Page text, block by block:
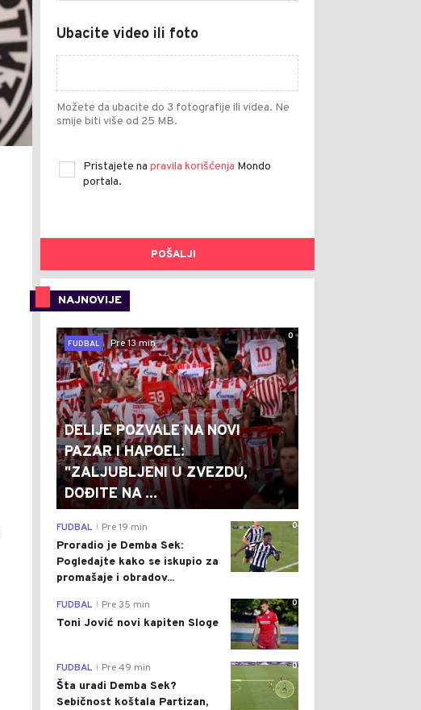
Ubacite video ili foto
Možete da ubacite do 3 fotografije ili videa. Ne
smije biti više od 25 MB.
Pristajete na pravila korišćenja Mondo
portala.
POŠALJI
NAJNOVIJE
0
FUDBAL
Pre 13 min
DELIJE POZVALE NA NOVI
PAZAR I HAPOEL:
"ZALJUBLJENI U ZVEZDU,
DOĐITE NA ...
0
FUDBAL Pre 19 min
Proradio je Demba Sek:
Pogledajte kako se iskupio za
promašaje i obradov...
0
FUDBAL Pre 35 min
Toni Jović novi kapiten Sloge
0
FUDBAL Pre 49 min
Šta uradi Demba Sek?
Sebičnost koštala Partizan,